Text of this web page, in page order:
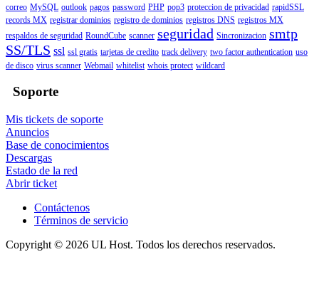
correo MySQL outlook pagos password PHP pop3 proteccion de privacidad rapidSSL
records MX registrar dominios registro de dominios registros DNS registros MX
respaldos de seguridad RoundCube scanner seguridad Sincronizacion smtp
SS/TLS ssl ssl gratis tarjetas de credito track delivery two factor authentication uso
de disco virus scanner Webmail whitelist whois protect wildcard
Soporte
Mis tickets de soporte
Anuncios
Base de conocimientos
Descargas
Estado de la red
Abrir ticket
Contáctenos
Términos de servicio
Copyright © 2026 UL Host. Todos los derechos reservados.